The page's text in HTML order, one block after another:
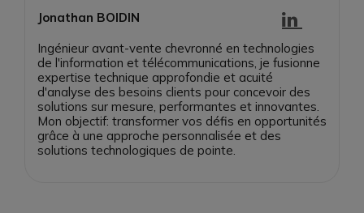
Jonathan BOIDIN
Ingénieur avant-vente chevronné en technologies
de l'information et télécommunications, je fusionne
expertise technique approfondie et acuité
d'analyse des besoins clients pour concevoir des
solutions sur mesure, performantes et innovantes.
Mon objectif: transformer vos défis en opportunités
grâce à une approche personnalisée et des
solutions technologiques de pointe.